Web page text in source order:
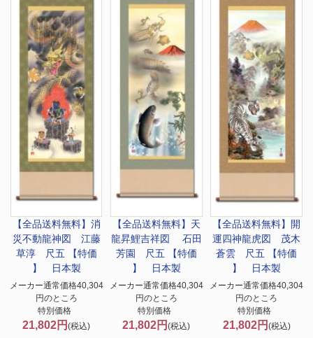
【全品送料無料】 消
災不動龍神図 江藤
草淳 尺五 【特価
】 日本製
メーカー通常価格40,304
円のところ
特別価格
21,802円(税込)
【全品送料無料】 天
龍昇鯉吉祥図 石田
芳園 尺五 【特価
】 日本製
メーカー通常価格40,304
円のところ
特別価格
21,802円(税込)
【全品送料無料】 開
運四神龍虎図 茂木
蒼雲 尺五 【特価
】 日本製
メーカー通常価格40,304
円のところ
特別価格
21,802円 (税込)